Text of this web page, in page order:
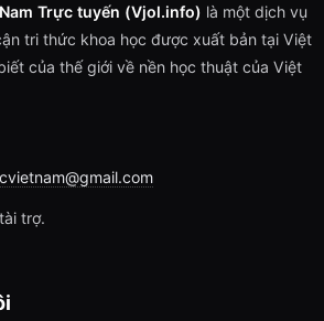
Trực tuyến (Vjol.info) là một dịch vụ
tri thức khoa học được xuất bản tại Việt
của thế giới về nền học thuật của Việt
trợ.